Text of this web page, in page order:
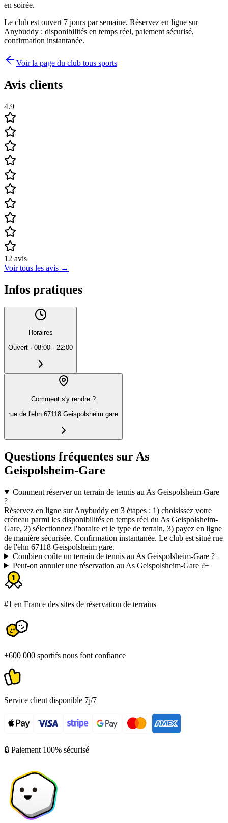
en soirée.
Le club est ouvert 7 jours par semaine. Réservez en ligne sur
Anybuddy : disponibilités en temps réel, paiement sécurisé,
confirmation instantanée.
Voir la page du club tous sports
Avis clients
4.9
12 avis
Voir tous les avis →
Infos pratiques
Horaires
Ouvert · 08:00 - 22:00
Comment s'y rendre ?
rue de l'ehn 67118 Geispolsheim gare
Questions fréquentes sur As
Geispolsheim-Gare
Comment réserver un terrain de tennis au As Geispolsheim-Gare
?+
Réservez en ligne sur Anybuddy en 3 étapes : 1) choisissez votre
créneau parmi les disponibilités en temps réel du As Geispolsheim-
Gare, 2) sélectionnez l'horaire et le type de terrain, 3) payez en ligne
de manière sécurisée. Confirmation instantanée. Le club est situé rue
de l'ehn 67118 Geispolsheim gare.
Combien coûte un terrain de tennis au As Geispolsheim-Gare ?+
Peut-on annuler une réservation au As Geispolsheim-Gare ?+
#1 en France des sites de réservation de terrains
+600 000 sportifs nous font confiance
Service client disponible 7j/7
🔒 Paiement 100% sécurisé